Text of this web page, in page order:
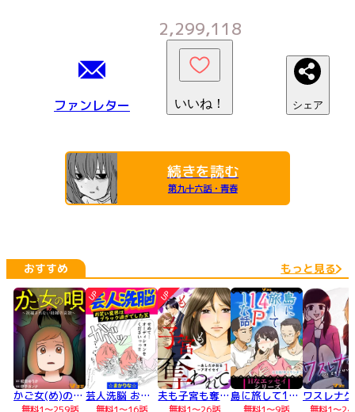
ファンレター
2,299,118
いいね！ シェア
続きを読む
第九十六話・青春
おすすめ もっと見る
かご女(め)の唄～祝福されない妊婦の哀歌～
UP
芸人洗脳 お笑い業界はブラック過ぎでした笑
UP
夫も子宮も奪われて 島に旅して14Pした話